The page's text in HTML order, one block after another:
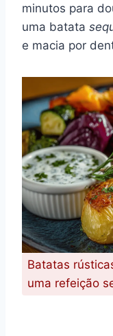
minutos para
uma batata
e macia por
Batatas
uma refeição